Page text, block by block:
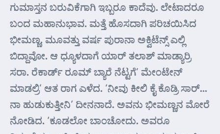
ಗುಮಾಸ್ತನ ಬರುವಿಕೆಗಾಗಿ ಇಬ್ಬರೂ ಕಾದೆವು. ಲೇಟಾದರೂ
ಬಂದ ಮಹಾನುಭಾವ. ಮತ್ತೆ ಹೊಸದಾಗಿ ಪರಿಚಯಿಸಿದ
ಭೀಮಣ್ಣ. ಮೂವತ್ತು ವರ್ಷ ಪುರಾನಾ ಅಕ್ವಿಟೆನ್ಸ್ ಎಲ್ಲಿ
ಬಿದ್ದಾವೋ. ಆ ಧ್ಯೂಳದಾಗೆ ಯಾರ್ ತಲಾಶ್ ಮಾಡ್ಯಾರ್ರಿ
ಸರಾ. ರೆಕಾರ್ಡ್ ರೂಮ್ ಬ್ಯಾರೆ ನೆಟ್ಟಗೆ’ ಮೇಂಟೇನ್
ಮಾಡಲ್ರಿ’ ಆತ ರಾಗ ಎಳೆದ. ‘ನೀವು ಕೀಲಿ ಕೈ ಕೊಡ್ರಿ ಸಾರ್…
ನಾ ಹುಡುಕುತ್ತೀನಿ’ ದೀನನಾದೆ. ಅವನು ಭೀಮಣ್ಣನ ಮೋರೆ
ನೋಡಿದ. ‘ಕೂಡಲೋ ಬಾಂಚೋದು. ಅವರೂ